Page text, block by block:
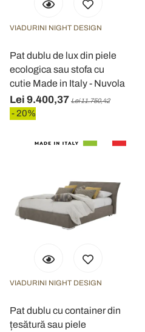
VIADURINI NIGHT DESIGN
Pat dublu de lux din piele
ecologica sau stofa cu
cutie Made in Italy - Nuvola
Lei 9.400,37 Lei 11.750,42
- 20%
VIADURINI NIGHT DESIGN
Pat dublu cu container din
țesătură sau piele